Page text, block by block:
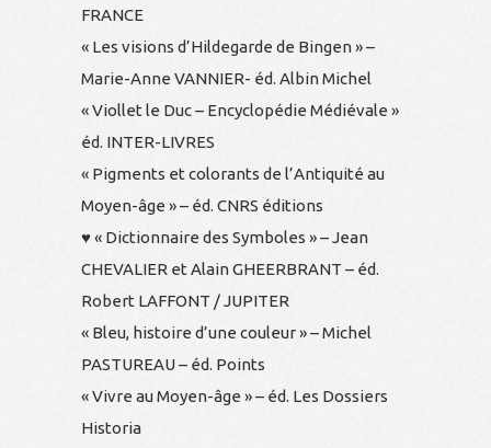
FRANCE
« Les visions d’Hildegarde de Bingen » –
Marie-Anne VANNIER- éd. Albin Michel
« Viollet le Duc – Encyclopédie Médiévale »
éd. INTER-LIVRES
« Pigments et colorants de l’Antiquité au
Moyen-âge » – éd. CNRS éditions
♥ « Dictionnaire des Symboles » – Jean
CHEVALIER et Alain GHEERBRANT – éd.
Robert LAFFONT / JUPITER
« Bleu, histoire d’une couleur » – Michel
PASTUREAU – éd. Points
« Vivre au Moyen-âge » – éd. Les Dossiers
Historia